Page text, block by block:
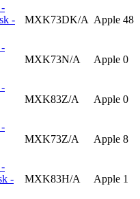
-
MXK73DK/A Apple 48
MXK73N/A Apple 0
MXK83Z/A Apple 0
MXK73Z/A Apple 8
-
MXK83H/A Apple 1